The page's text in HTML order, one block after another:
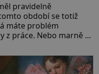
pravidelně
období se totiž
máte problém
z práce. Nebo marně v
kdyby se paměť